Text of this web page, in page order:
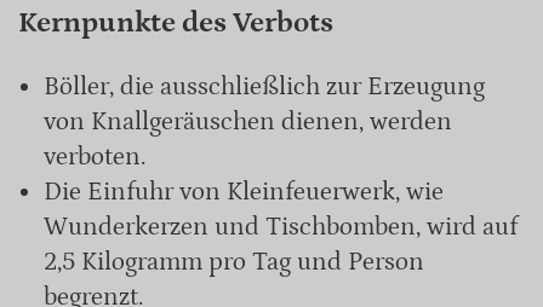
Kernpunkte des Verbots
Böller, die ausschließlich zur Erzeugung
von Knallgeräuschen dienen, werden
verboten.
Die Einfuhr von Kleinfeuerwerk, wie
Wunderkerzen und Tischbomben, wird auf
2,5 Kilogramm pro Tag und Person
begrenzt.